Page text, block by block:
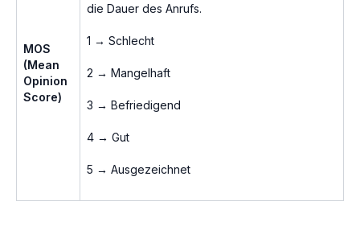
MOS
(Mean
Opinion
Score)
die Dauer des Anrufs.
1 → Schlecht
2 → Mangelhaft
3 → Befriedigend
4 → Gut
5 → Ausgezeichnet